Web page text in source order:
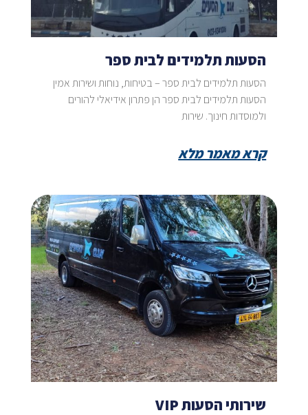
הסעות תלמידים לבית ספר
הסעות תלמידים לבית ספר – בטיחות, נוחות ושירות אמין
הסעות תלמידים לבית ספר הן פתרון אידיאלי להורים
ולמוסדות חינוך. שירות
קרא מאמר מלא
שירותי הסעות VIP